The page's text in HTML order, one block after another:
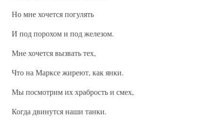
Но мне хочется погулять
И под порохом и под железом.
Мне хочется вызвать тех,
Что на Марксе жиреют, как янки.
Мы посмотрим их храбрость и смех,
Когда двинутся наши танки.